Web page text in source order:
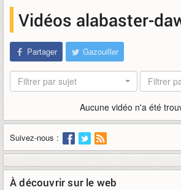
Vidéos alabaster-
Partager Gazouiller
Filtrer par sujet Filtrer
Aucune vidéo n'a été
Suivez-nous :
À découvrir sur le web